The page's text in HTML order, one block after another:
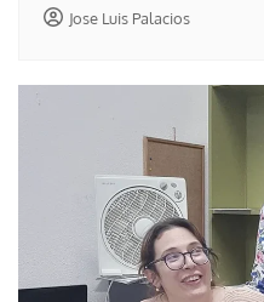
Jose Luis Palacios